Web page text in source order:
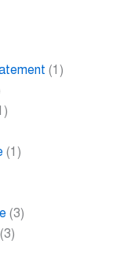
(1)
(1)
(3)
(3)